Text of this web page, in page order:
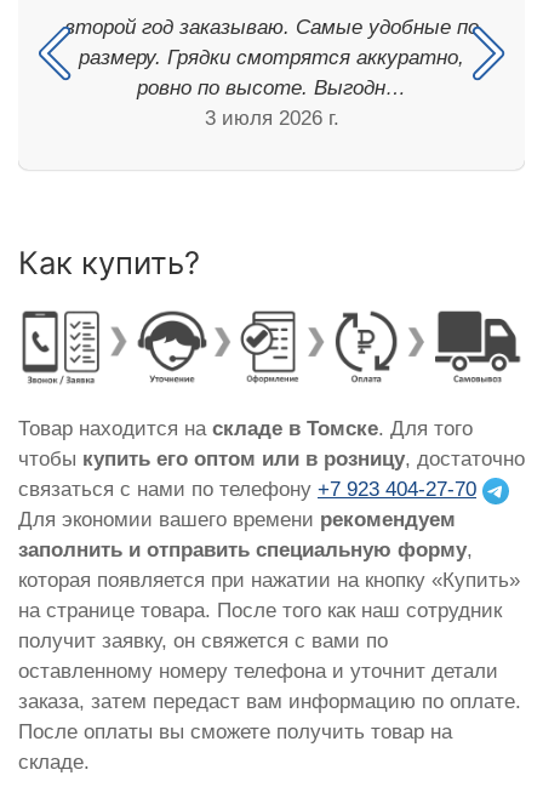
второй год заказываю. Самые удобные по
размеру. Грядки смотрятся аккуратно,
ровно по высоте. Выгодн…
3 июля 2026 г.
Как купить?
Товар находится на складе в Томске. Для того
чтобы купить его оптом или в розницу, достаточно
связаться с нами по телефону +7 923 404-27-70
Для экономии вашего времени рекомендуем
заполнить и отправить специальную форму,
которая появляется при нажатии на кнопку «Купить»
на странице товара. После того как наш сотрудник
получит заявку, он свяжется с вами по
оставленному номеру телефона и уточнит детали
заказа, затем передаст вам информацию по оплате.
После оплаты вы сможете получить товар на
складе.